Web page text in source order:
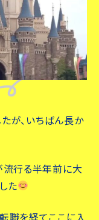
が、いちばん長か
行る半年前に大
た
職を経てここに入